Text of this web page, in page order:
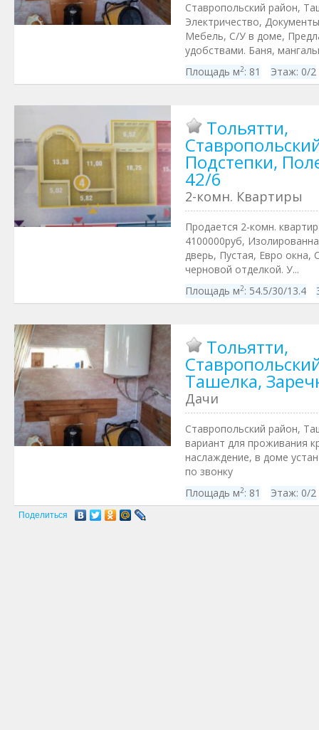
Ставропольский район,
Электричество,
Мебель, С/У в доме,
удобствами. Баня,
Площадь м2: 81 Этаж: 0/2
Тольятти,
Подстепки,
42/6
2-комн. Квартиры
Продается 2-комн.
4100000руб,
дверь, Пустая, Евро окна,
черновой отделкой. У...
Площадь м2: 54.5/30/13.4
Тольятти,
Ташелка,
Дачи
Ставропольский район,
вариант для проживания
наслаждение, в доме
по звонку
Площадь м2: 81 Этаж: 0/2
Поделиться